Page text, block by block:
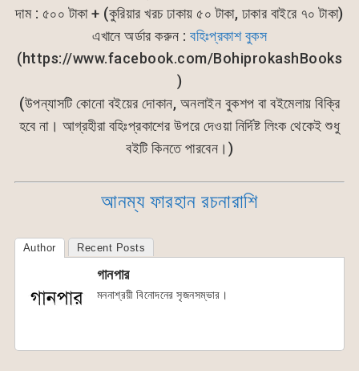
দাম : ৫০০ টাকা + (কুরিয়ার খরচ ঢাকায় ৫০ টাকা, ঢাকার বাইরে ৭০ টাকা)
এখানে অর্ডার করুন : বহিঃপ্রকাশ বুকস
(https://www.facebook.com/BohiprokashBooks
)
(উপন্যাসটি কোনো বইয়ের দোকান, অনলাইন বুকশপ বা বইমেলায় বিক্রি
হবে না। আগ্রহীরা বহিঃপ্রকাশের উপরে দেওয়া নির্দিষ্ট লিংক থেকেই শুধু
বইটি কিনতে পারবেন।)
আনম্য ফারহান রচনারাশি
Author Recent Posts
গানপার
মননাশ্রয়ী বিনোদনের সৃজনসম্ভার।